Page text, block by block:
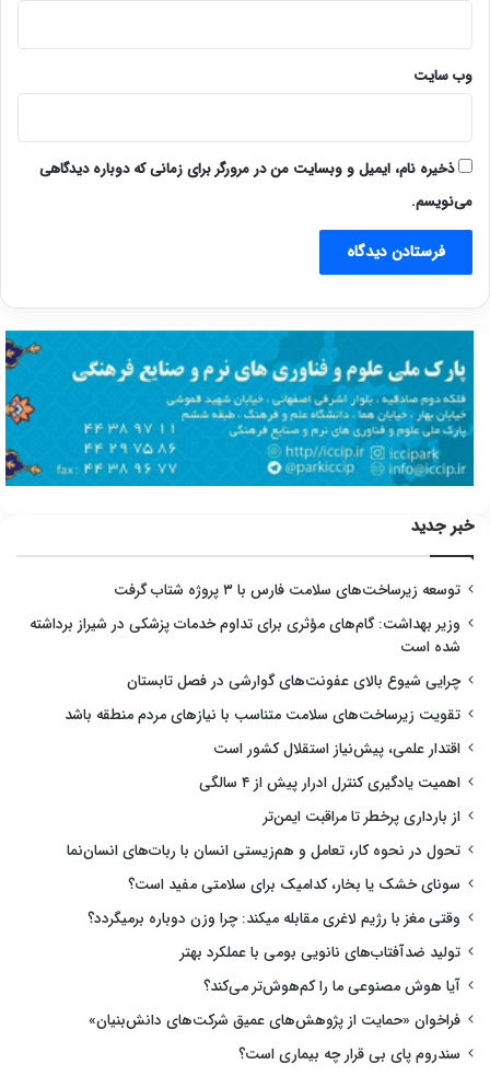
وب‌ سایت
ذخیره نام، ایمیل و وبسایت من در مرورگر برای زمانی که دوباره دیدگاهی
می‌نویسم.
خبر جدید
توسعه زیرساخت‌های سلامت فارس با ۳ پروژه شتاب گرفت
وزیر بهداشت: گام‌های مؤثری برای تداوم خدمات پزشکی در شیراز برداشته
شده است
چرایی شیوع بالای عفونت‌های گوارشی در فصل تابستان
تقویت زیرساخت‌های سلامت متناسب با نیازهای مردم منطقه باشد
اقتدار علمی، پیش‌نیاز استقلال کشور است
اهمیت یادگیری کنترل ادرار پیش از ۴ سالگی
از بارداری پرخطر تا مراقبت ایمن‌تر
تحول در نحوه کار، تعامل و هم‌زیستی انسان با ربات‌های انسان‌نما
سونای خشک یا بخار، کدامیک برای سلامتی مفید است؟
وقتی مغز با رژیم لاغری مقابله میکند: چرا وزن دوباره برمیگردد؟
تولید ضدآفتاب‌های نانویی بومی با عملکرد بهتر
آیا هوش مصنوعی ما را کم‌هوش‌تر می‌کند؟
فراخوان «حمایت از پژوهش‌های عمیق شرکت‌های دانش‌بنیان»
سندروم پای بی قرار چه بیماری است؟